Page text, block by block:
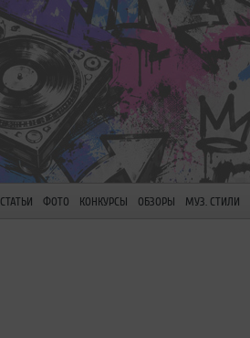
СТАТЬИ ФОТО КОНКУРСЫ ОБЗОРЫ МУЗ. СТИЛИ